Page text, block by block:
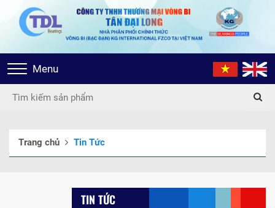
Toggle
navigation
Menu
Trang chủ Tin Tức
TIN TỨC